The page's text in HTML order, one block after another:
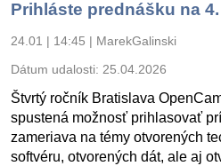
Prihláste prednášku na
24.01 | 14:45 | MarekGalinski
Dátum udalosti: 25.04.2026
Štvrtý ročník Bratislava
spustená možnosť prihlasovať
zameriava na témy otvorených
softvéru, otvorených dát, ale aj